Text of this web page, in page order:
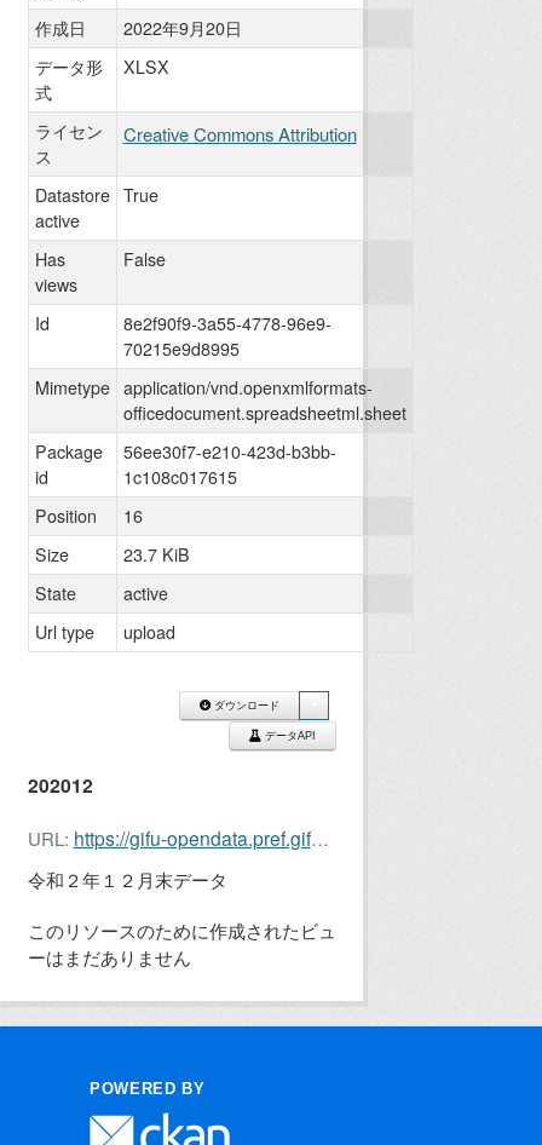
ダウンロード
データAPI
202012
URL: https://gifu-opendata.pref.gifu.lg.jp/dataset/56ee30f7-e210-423d-b3bb-1c108c017615/resource/8e2f90f9-3a55-4778-96e9-70215e9d8995/download/202012.xlsx
令和２年１２月末データ
このリソースのために作成されたビュ
ーはまだありません
作成日
2022年9月20日
データ形
式
XLSX
ライセン
ス
Creative Commons Attribution
Datastore
active
True
Has
views
False
Id
8e2f90f9-3a55-4778-96e9-
70215e9d8995
Mimetype application/vnd.openxmlformats-
officedocument.spreadsheetml.sheet
Package
id
56ee30f7-e210-423d-b3bb-
1c108c017615
Position
16
Size
23.7 KiB
State
active
Url type
upload
POWERED BY